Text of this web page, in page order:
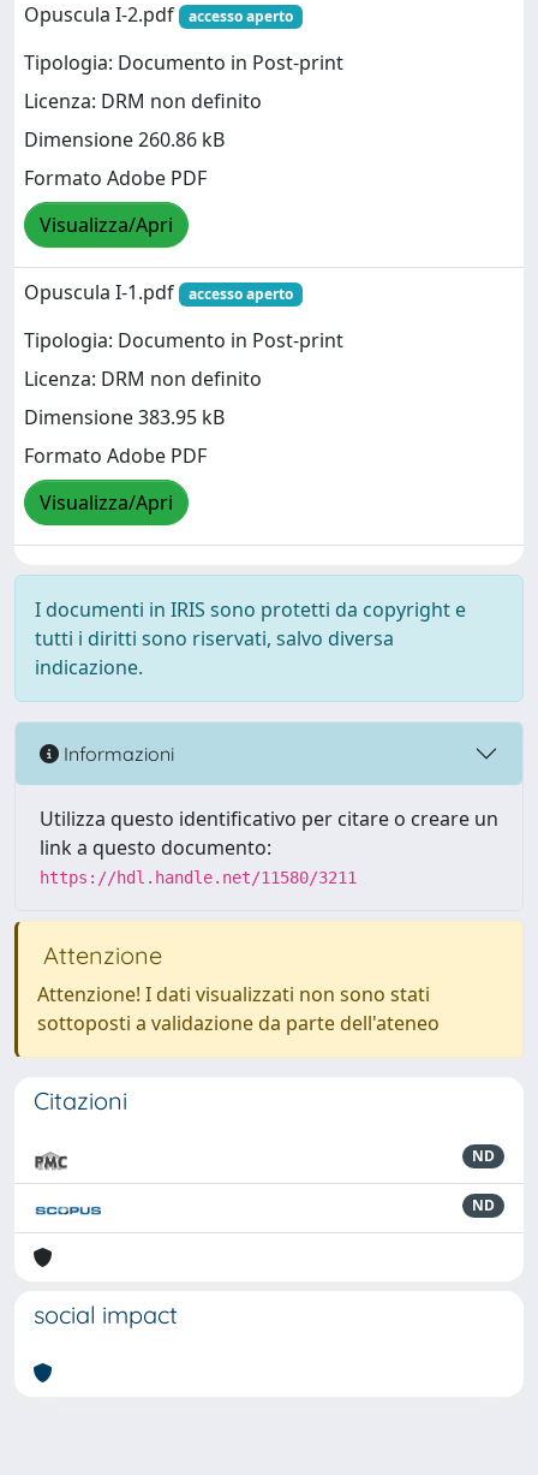
Opuscula I-2.pdf accesso aperto
Tipologia: Documento in Post-print
Licenza: DRM non definito
Dimensione 260.86 kB
Formato Adobe PDF
Visualizza/Apri
Opuscula I-1.pdf accesso aperto
Tipologia: Documento in Post-print
Licenza: DRM non definito
Dimensione 383.95 kB
Formato Adobe PDF
Visualizza/Apri
I documenti in IRIS sono protetti da copyright e
tutti i diritti sono riservati, salvo diversa
indicazione.
Informazioni
Utilizza questo identificativo per citare o creare un
link a questo documento:
https://hdl.handle.net/11580/3211
Attenzione
Attenzione! I dati visualizzati non sono stati
sottoposti a validazione da parte dell'ateneo
Citazioni
ND
ND
social impact